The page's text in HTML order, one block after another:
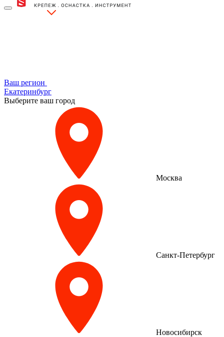
Ваш регион
Екатеринбург
Выберите ваш город
Москва
Санкт-Петербург
Новосибирск